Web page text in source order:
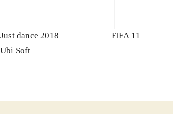
Just dance 2018
Ubi Soft
FIFA 11